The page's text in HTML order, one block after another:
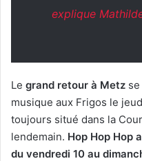
explique
Le grand retour à Metz
musique aux Frigos le
toujours situé dans la
lendemain. Hop Hop Hop
du vendredi 10 au